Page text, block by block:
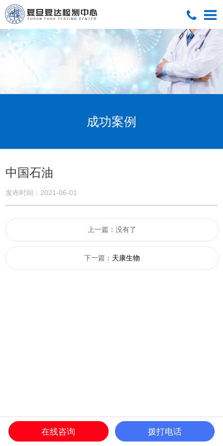
首页
资料中心
联系我们
成功案例
中国石油
发布时间：2021-06-01
上一篇：没有了
下一篇： 天康生物
首页 服务项目 联系我们
在线咨询 拨打电话